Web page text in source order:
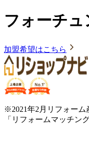
フォーチ
加盟希望はこちら
※2021年2月リフォーム
「リフォームマッチン